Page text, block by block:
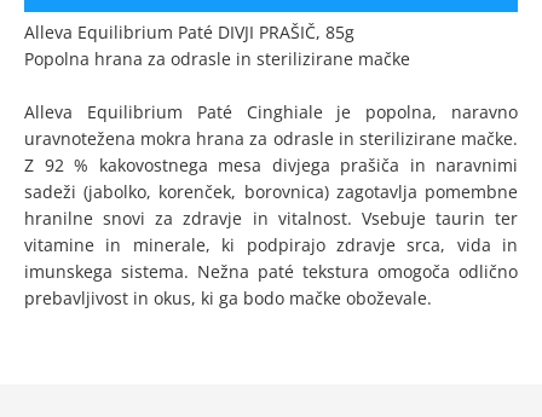
Alleva Equilibrium Paté DIVJI PRAŠIČ, 85g
Popolna hrana za odrasle in sterilizirane mačke
Alleva Equilibrium Paté Cinghiale je popolna, naravno
uravnotežena mokra hrana za odrasle in sterilizirane mačke.
Z 92 % kakovostnega mesa divjega prašiča in naravnimi
sadeži (jabolko, korenček, borovnica) zagotavlja pomembne
hranilne snovi za zdravje in vitalnost. Vsebuje taurin ter
vitamine in minerale, ki podpirajo zdravje srca, vida in
imunskega sistema. Nežna paté tekstura omogoča odlično
prebavljivost in okus, ki ga bodo mačke oboževale.